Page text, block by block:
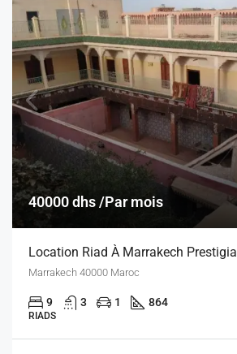
40000 dhs /Par mois
Location Riad À Marrakech Prestigia
Marrakech 40000 Maroc
9 3 1 864
RIADS